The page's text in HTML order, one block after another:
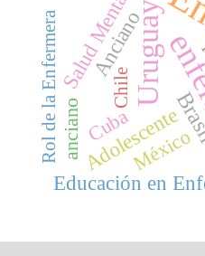
Uruguay
Adolescente
Educación en
Anciano
Salud Mental
México
Cuba
anciano
Rol de la Enfermera Chile